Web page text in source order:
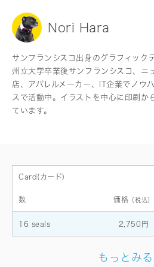
Nori Hara
サンフランシスコ出身のグラフィック
州立大学卒業後サンフランシスコ、ニ
店、アパレルメーカー、IT企業でノウ
スで活動中。イラストを中心に印刷か
ています。
Card(カード)
数 価格 （税込）
16 seals 2,750円
もっとみる